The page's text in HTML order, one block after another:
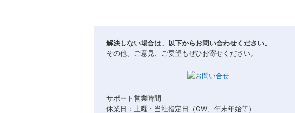
解決しない場合は、以下からお問い合わせください。
その他、ご意見、ご要望もぜひお寄せください。
サポート営業時間
休業日：土曜・当社指定日（GW、年末年始等）